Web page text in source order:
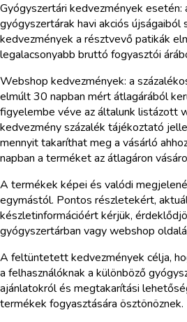
Gyógyszertári kedvezmények esetén:
gyógyszertárak havi akciós újságaiból
kedvezmények a résztvevő patikák
legalacsonyabb bruttó fogyasztói
Webshop kedvezmények: a
elmúlt 30 napban mért átlagárából
figyelembe véve az általunk listázott
kedvezmény százalék tájékoztató
mennyit takaríthat meg a vásárló
napban a terméket az átlagáron
A termékek képei és valódi
egymástól. Pontos részletekért,
készletinformációért kérjük,
gyógyszertárban vagy webshop
A feltüntetett kedvezmények célja,
a felhasználóknak a különböző
ajánlatokról és megtakarítási
termékek fogyasztására ösztönöznek.